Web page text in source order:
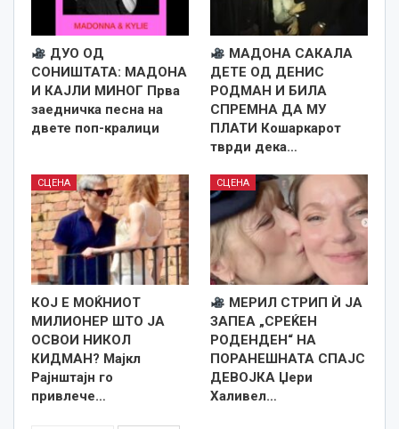
ДУО ОД
СОНИШТАТА: МАДОНА
И КАЈЛИ МИНОГ Прва
заедничка песна на
двете поп-кралици
МАДОНА САКАЛА
ДЕТЕ ОД ДЕНИС
РОДМАН И БИЛА
СПРЕМНА ДА МУ
ПЛАТИ Кошаркарот
тврди дека…
СЦЕНА
КОЈ Е МОЌНИОТ
МИЛИОНЕР ШТО ЈА
ОСВОИ НИКОЛ
КИДМАН? Мајкл
Рајнштајн го
привлече…
СЦЕНА
МЕРИЛ СТРИП Ѝ ЈА
ЗАПЕА „СРЕЌЕН
РОДЕНДЕН“ НА
ПОРАНЕШНАТА СПАЈС
ДЕВОЈКА Џери
Халивел…